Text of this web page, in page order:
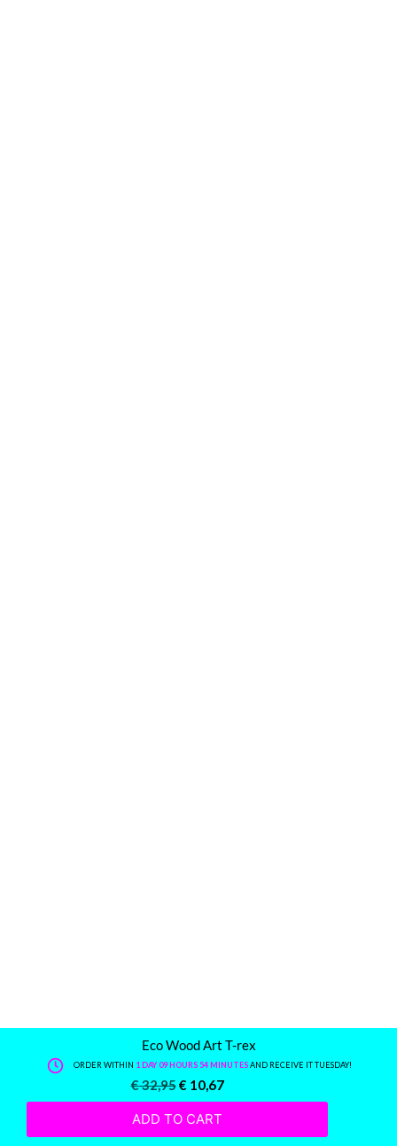
Eco Wood Art T-rex
ORDER WITHIN 1 DAY 09 HOURS 54 MINUTESAND RECEIVE IT TUESDAY!
€32,95€ 10,67
ADD TO CART